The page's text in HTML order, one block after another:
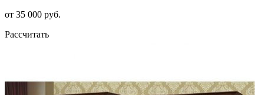
от 35 000 руб.
Рассчитать